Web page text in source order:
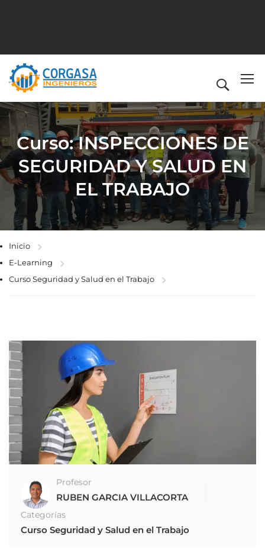
Curso: INSPECCIONES DE
SEGURIDAD Y SALUD EN
EL TRABAJO
Inicio
E-Learning
Curso Seguridad y Salud en el Trabajo
Profesor
RUBEN GARCIA VILLACORTA
Categorías
Curso Seguridad y Salud en el Trabajo